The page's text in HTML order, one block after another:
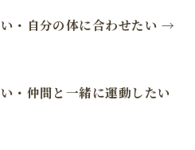
・自分の体に合わせたい →
・仲間と一緒に運動したい